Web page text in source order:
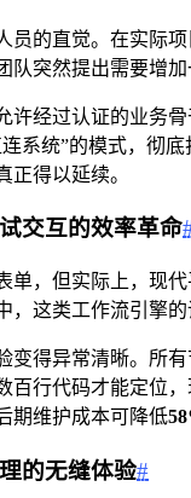
员的直觉。在实际
队突然提出需要增
许经过认证的业务
系统”的模式，彻
正得以延续。
交互的效率革命
单，但实际上，现
，这类工作流引擎
变得异常清晰。所
百行代码才能定位
期维护成本可降低
的无缝体验#